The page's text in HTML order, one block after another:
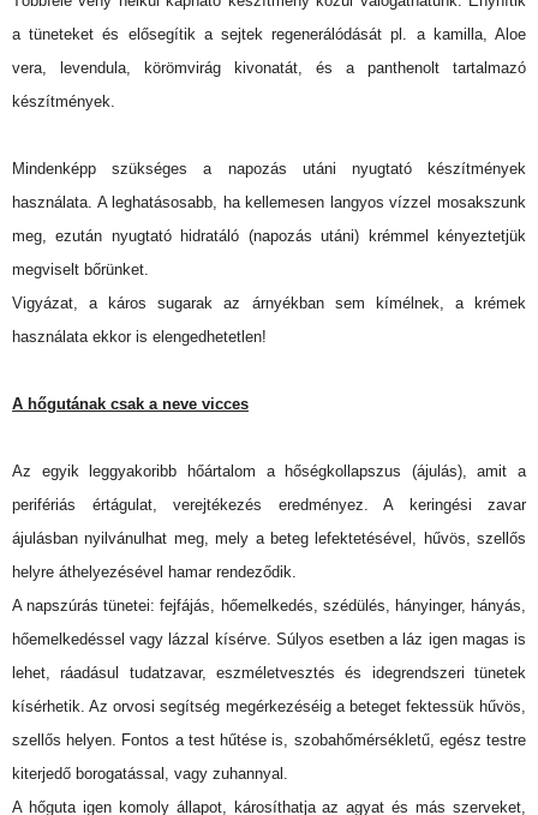
a tüneteket és elősegítik a sejtek regenerálódását pl. a kamilla, Aloe
vera, levendula, körömvirág kivonatát, és a panthenolt tartalmazó
készítmények.
Mindenképp szükséges a napozás utáni nyugtató készítmények
használata. A leghatásosabb, ha kellemesen langyos vízzel mosakszunk
meg, ezután nyugtató hidratáló (napozás utáni) krémmel kényeztetjük
megviselt bőrünket.
Vigyázat, a káros sugarak az árnyékban sem kímélnek, a krémek
használata ekkor is elengedhetetlen!
A hőgutának csak a neve vicces
Az egyik leggyakoribb hőártalom a hőségkollapszus (ájulás), amit a
perifériás értágulat, verejtékezés eredményez. A keringési zavar
ájulásban nyilvánulhat meg, mely a beteg lefektetésével, hűvös, szellős
helyre áthelyezésével hamar rendeződik.
A napszúrás tünetei: fejfájás, hőemelkedés, szédülés, hányinger, hányás,
hőemelkedéssel vagy lázzal kísérve. Súlyos esetben a láz igen magas is
lehet, ráadásul tudatzavar, eszméletvesztés és idegrendszeri tünetek
kísérhetik. Az orvosi segítség megérkezéséig a beteget fektessük hűvös,
szellős helyen. Fontos a test hűtése is, szobahőmérsékletű, egész testre
kiterjedő borogatással, vagy zuhannyal.
A hőguta igen komoly állapot, károsíthatja az agyat és más szerveket,